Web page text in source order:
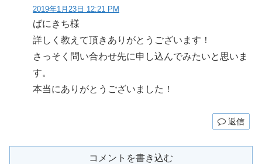
2019年1月23日 12:21 PM
ばにきち様
詳しく教えて頂きありがとうございます！
さっそく問い合わせ先に申し込んでみたいと思いま
す。
本当にありがとうございました！
返信
コメントを書き込む